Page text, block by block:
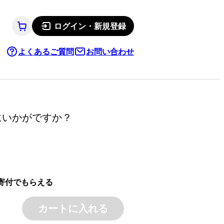
ログイン・新規登録
よくあるご質問 お問い合わせ
かがですか？
付でもらえる
カートに入れる